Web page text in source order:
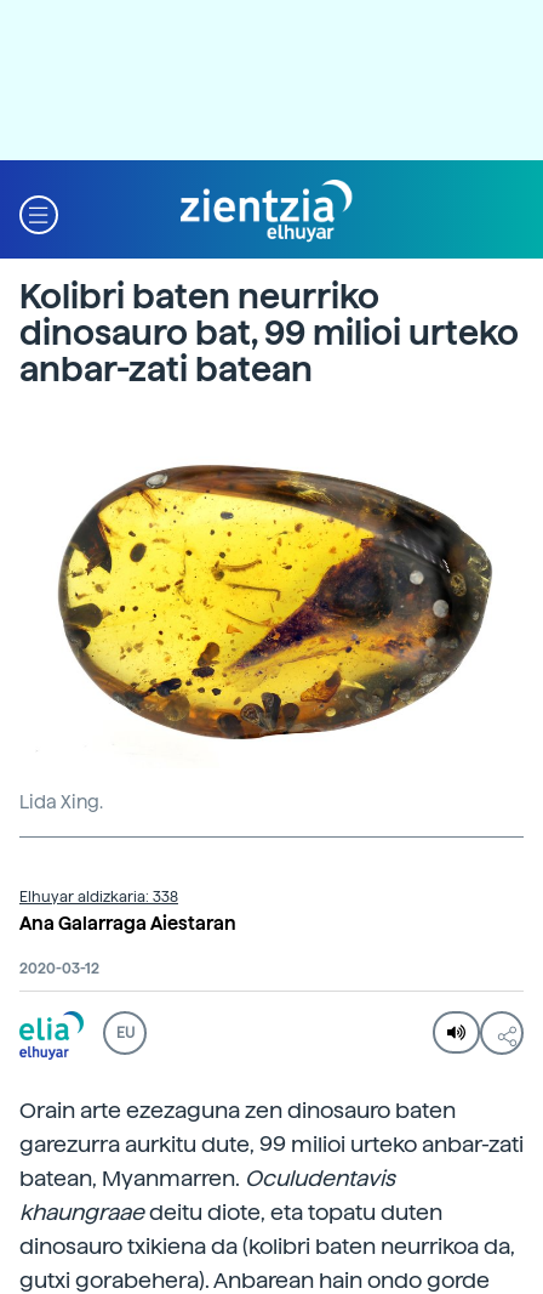
Kolibri baten neurriko
dinosauro bat, 99 milioi urteko
anbar-zati batean
Lida Xing.
Elhuyar aldizkaria: 338
Ana Galarraga Aiestaran
2020-03-12
EU
Orain arte ezezaguna zen dinosauro baten
garezurra aurkitu dute, 99 milioi urteko anbar-zati
batean, Myanmarren. Oculudentavis
khaungraaedeitu diote, eta topatu duten
dinosauro txikiena da (kolibri baten neurrikoa da,
gutxi gorabehera). Anbarean hain ondo gorde